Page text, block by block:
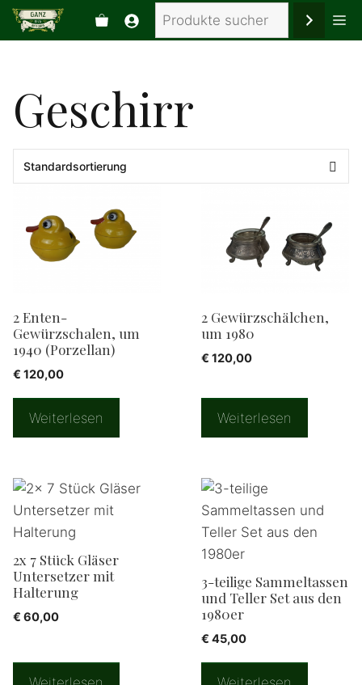
Zum
Inhalt
Suchen
Geschirr
2 Enten-
Gewürzschalen, um
1940 (Porzellan)
€ 120,00
Weiterlesen
2 Gewürzschälchen,
um 1980
€ 120,00
Weiterlesen
2x 7 Stück Gläser
Untersetzer mit
Halterung
€ 60,00
3-teilige Sammeltassen
und Teller Set aus den
1980er
€ 45,00